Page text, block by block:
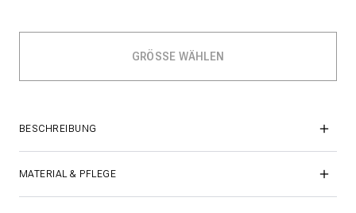
BESCHREIBUNG
MATERIAL & PFLEGE